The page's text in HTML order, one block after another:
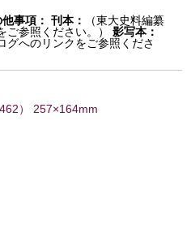
事項： 刊本：
（東大史料編纂
参照ください。）
影写本：
グへのリンクをご参照くださ
） 257×164mm